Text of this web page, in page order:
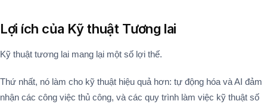
Lợi ích của Kỹ thuật Tương lai
Kỹ thuật tương lai mang lại một số lợi thế.
Thứ nhất, nó làm cho kỹ thuật hiệu quả hơn: tự động hóa và AI đảm
nhận các công việc thủ công, và các quy trình làm việc kỹ thuật số